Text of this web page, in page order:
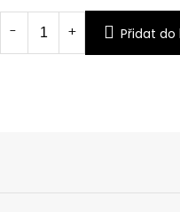
cena:
Přidat do